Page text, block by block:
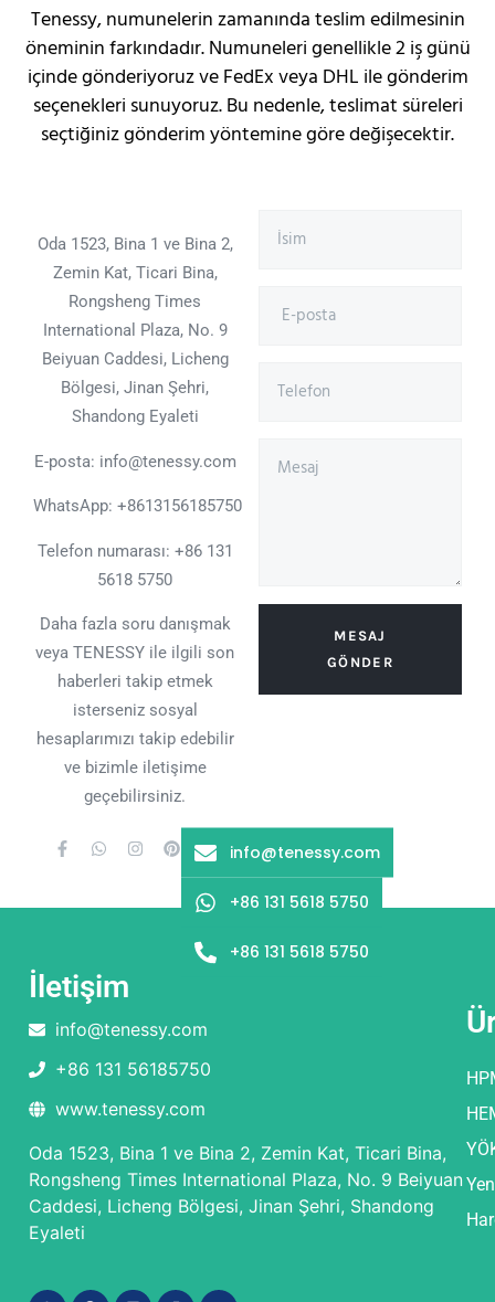
Tenessy, numunelerin zamanında teslim edilmesinin
öneminin farkındadır. Numuneleri genellikle 2 iş günü
içinde gönderiyoruz ve FedEx veya DHL ile gönderim
seçenekleri sunuyoruz. Bu nedenle, teslimat süreleri
seçtiğiniz gönderim yöntemine göre değişecektir.
Oda 1523, Bina 1 ve Bina 2,
Zemin Kat, Ticari Bina,
Rongsheng Times
International Plaza, No. 9
Beiyuan Caddesi, Licheng
Bölgesi, Jinan Şehri,
Shandong Eyaleti
E-posta: info@tenessy.com
WhatsApp: +8613156185750
Telefon numarası: +86 131
5618 5750
Daha fazla soru danışmak
veya TENESSY ile ilgili son
haberleri takip etmek
isterseniz sosyal
hesaplarımızı takip edebilir
ve bizimle iletişime
geçebilirsiniz.
MESAJ
GÖNDER
İletişim
info@tenessy.com
+86 131 56185750
www.tenessy.com
Oda 1523, Bina 1 ve Bina 2, Zemin Kat, Ticari Bina,
Rongsheng Times International Plaza, No. 9 Beiyuan
Caddesi, Licheng Bölgesi, Jinan Şehri, Shandong
Eyaleti
info@tenessy.com
+86 131 5618 5750
+86 131 5618 5750